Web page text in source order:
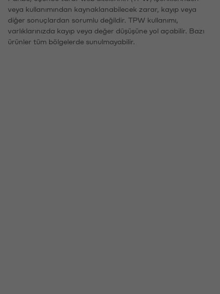
veya kullanımından kaynaklanabilecek zarar, kayıp veya
diğer sonuçlardan sorumlu değildir. TPW kullanımı,
varlıklarınızda kayıp veya değer düşüşüne yol açabilir. Bazı
ürünler tüm bölgelerde sunulmayabilir.